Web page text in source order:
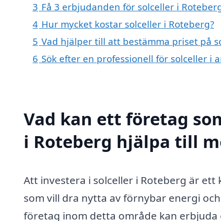
3 Få 3 erbjudanden för solceller i
4 Hur mycket kostar solceller i Roteberg?
5 Vad hjälper till att bestämma priset på
6 Sök efter en professionell för solceller i
Vad kan ett företag
i Roteberg hjälpa till
Att investera i solceller i Roteberg är
som vill dra nytta av förnybar energi
företag inom detta område kan